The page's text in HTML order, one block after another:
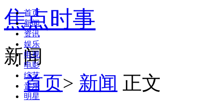
首页
新闻
资讯
娱乐
电视
电影
综艺
音乐
明星
焦点时事
新闻
首页> 新闻 正文